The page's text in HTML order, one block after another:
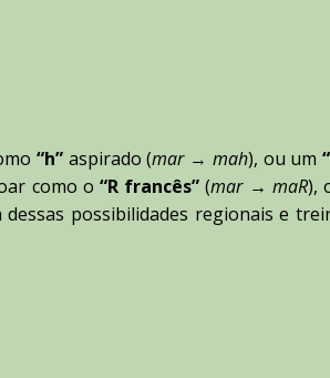
“h”aspirado (mar → mah), ou um
como o “R francês”(mar → maR),
dessas possibilidades regionais e